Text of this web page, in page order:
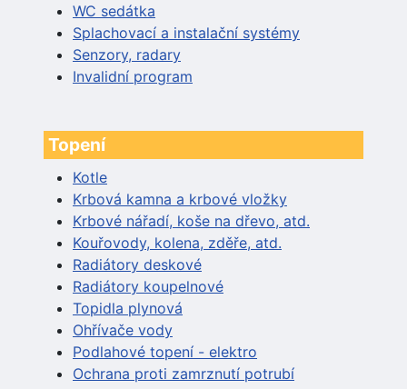
WC sedátka
Splachovací a instalační systémy
Senzory, radary
Invalidní program
Topení
Kotle
Krbová kamna a krbové vložky
Krbové nářadí, koše na dřevo, atd.
Kouřovody, kolena, zděře, atd.
Radiátory deskové
Radiátory koupelnové
Topidla plynová
Ohřívače vody
Podlahové topení - elektro
Ochrana proti zamrznutí potrubí